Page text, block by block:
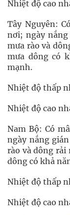
Nhiệt độ cao
Tây Nguyên:
nơi; ngày
mưa rào và
mưa dông có
mạnh.
Nhiệt độ thấp
Nhiệt độ cao
Nam Bộ: Có
ngày nắng
rào và dông rải
dông có khả
Nhiệt độ thấp
Nhiệt độ cao